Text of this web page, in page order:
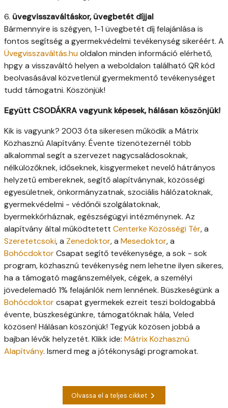
6. üvegvisszaváltáskor, üvegbetét díjjal
Bármennyire is szégyen, 1-1 üvegbetét díj felajánlása is
fontos segítség a gyermekvédelmi tevékenység sikeréért. A
Üvegvisszaváltás.huoldalon minden információ elérhető,
hpgy a visszaváltó helyen a weboldalon található QR kód
beolvasásával közvetlenül gyermekmentő tevékenységet
tudd támogatni. Köszönjük!
Együtt CSODÁKRA vagyunk képesek, hálásan köszönjük!
Kik is vagyunk? 2003 óta sikeresen működik a Mátrix
Közhasznú Alapítvány. Évente tizenötezernél több
alkalommal segít a szervezet nagycsaládosoknak,
nélkülözőknek, időseknek, kisgyermeket nevelő hátrányos
helyzetű embereknek, segítő alapítványnak, közösségi
egyesületnek, önkormányzatnak, szociális hálózatoknak,
gyermekvédelmi - védőnői szolgálatoknak,
byermekkórháznak, egészségügyi intézménynek. Az
alapítvány által működtetett Centerke Közösségi Tér, a
Szeretetcsoki, a Zenedoktor, a Mesedoktor, a
BohócdoktorCsapat segítő tevékenysége, a sok - sok
program, közhasznú tevékenység nem lehetne ilyen sikeres,
ha a támogató magánszemélyek, cégek, a személyi
jövedelemadó 1% felajánlók nem lennének. Büszkeségünk a
Bohócdoktorcsapat gyermekek ezreit teszi boldogabbá
évente, büszkeségünkre, támogatóknak hála, Veled
közösen! Hálásan köszönjük! Tegyük közösen jobbá a
bajban lévők helyzetét. Klikk ide: Mátrix Közhasznú
Alapítvány. Ismerd meg a jótékonysági programokat.
Olvassa el a teljes cikket